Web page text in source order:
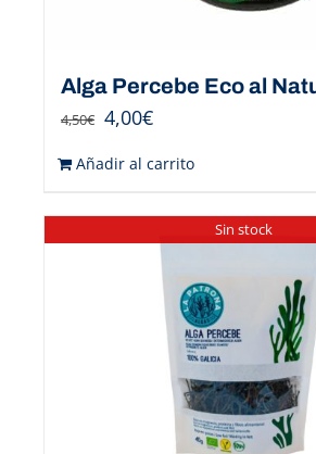
Alga Percebe Eco al
4,50€ 4,00€
Añadir al carrito
Sin stock